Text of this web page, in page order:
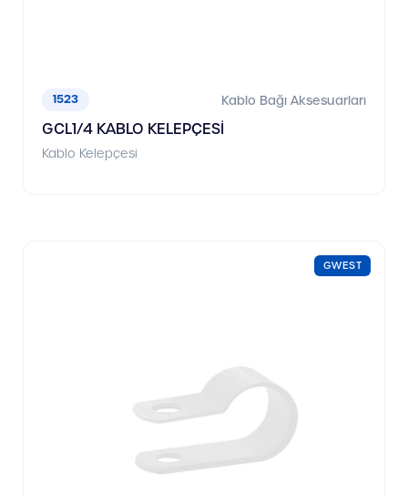
1523 Kablo Bağı Aksesuarları
GCL1/4 KABLO KELEPÇESİ
Kablo Kelepçesi
GWEST